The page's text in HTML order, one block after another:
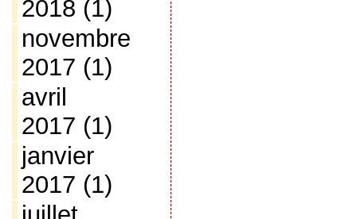
2018 (1)
novembre
2017 (1)
avril
2017 (1)
janvier
2017 (1)